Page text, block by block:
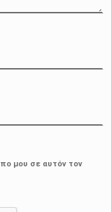
μου σε αυτόν τον